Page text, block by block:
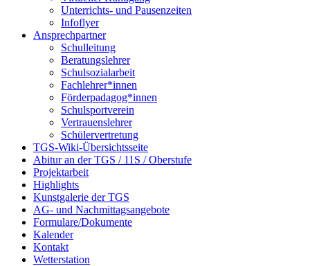
Unterrichts- und Pausenzeiten
Infoflyer
Ansprechpartner
Schulleitung
Beratungslehrer
Schulsozialarbeit
Fachlehrer*innen
Förderpadagog*innen
Schulsportverein
Vertrauenslehrer
Schülervertretung
TGS-Wiki-Übersichtsseite
Abitur an der TGS / 11S / Oberstufe
Projektarbeit
Highlights
Kunstgalerie der TGS
AG- und Nachmittagsangebote
Formulare/Dokumente
Kalender
Kontakt
Wetterstation